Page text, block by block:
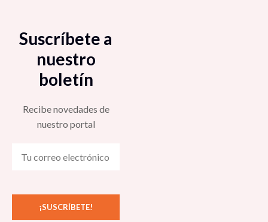
Suscríbete a
nuestro
boletín
Recibe novedades de
nuestro portal